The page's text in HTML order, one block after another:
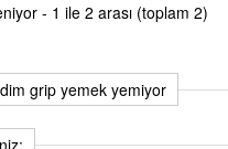
- 1 ile 2 arası (toplam 2)
grip yemek yemiyor